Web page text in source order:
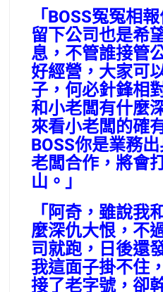
「BOSS冤冤相
留下公司也是希
息，不管誰接管
好經營，大家可
子，何必針鋒相
和小老闆有什麼
來看小老闆的確
BOSS你是業務
老闆合作，將會
山。」
「阿奇，雖說我
麼深仇大恨，不
司就跑，日後還
我這面子掛不住
接了老字號，卻